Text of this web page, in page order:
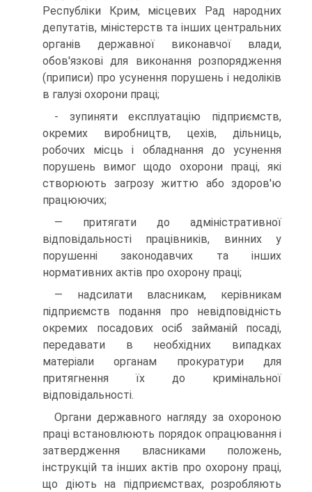
Республіки Крим, місцевих Рад народних
депутатів, міністерств та інших центральних
органів державної виконавчої влади,
обов'язкові для виконання розпорядження
(приписи) про усунення порушень і недоліків
в галузі охорони праці;
- зупиняти експлуатацію підприємств,
окремих виробництв, цехів, дільниць,
робочих місць і обладнання до усунення
порушень вимог щодо охорони праці, які
створюють загрозу життю або здоров'ю
працюючих;
— притягати до адміністративної
відповідальності працівників, винних у
порушенні законодавчих та інших
нормативних актів про охорону праці;
— надсилати власникам, керівникам
підприємств подання про невідповідність
окремих посадових осіб займаній посаді,
передавати в необхідних випадках
матеріали органам прокуратури для
притягнення їх до кримінальної
відповідальності.
Органи державного нагляду за охороною
праці встановлюють порядок опрацювання і
затвердження власниками положень,
інструкцій та інших актів про охорону праці,
що діють на підприємствах, розробляють